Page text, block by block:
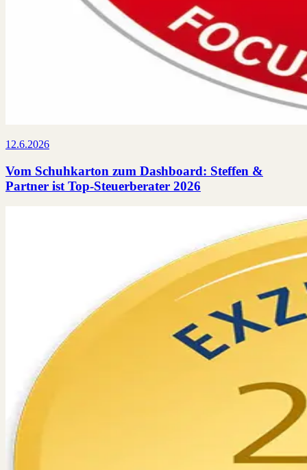
12.6.2026
Vom Schuhkarton zum Dashboard: Steffen &
Partner ist Top-Steuerberater 2026